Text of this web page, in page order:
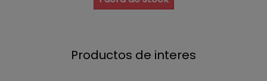
Productos de interes